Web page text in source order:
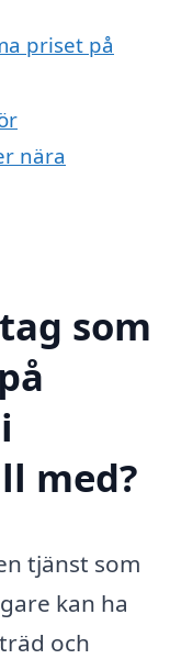
priset på
nära
som
med?
tjänst som
kan ha
och